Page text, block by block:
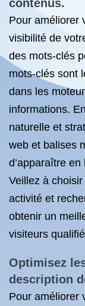
contenus.
Pour améliorer
visibilité de
des mots-clés
mots-clés sont
dans les
informations.
naturelle et
web et balises
d’apparaître
Veillez à
activité et
obtenir un
visiteurs
Optimisez
description
Pour améliorer